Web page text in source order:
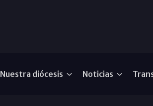
Nuestra diócesis Noticias